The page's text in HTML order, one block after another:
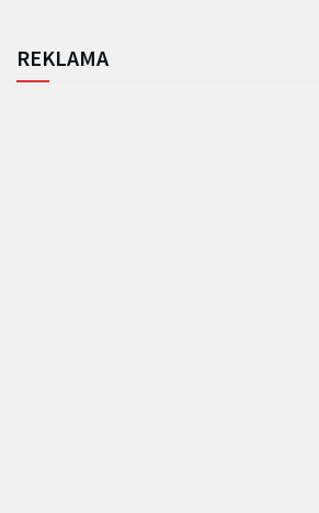
REKLAMA